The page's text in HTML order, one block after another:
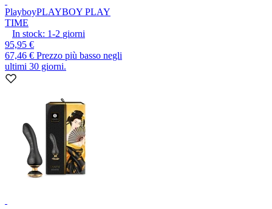
PlayboyPLAYBOY PLAY
TIME
In stock: 1-2 giorni
95,95 €
67,46 € Prezzo più basso negli
ultimi 30 giorni.